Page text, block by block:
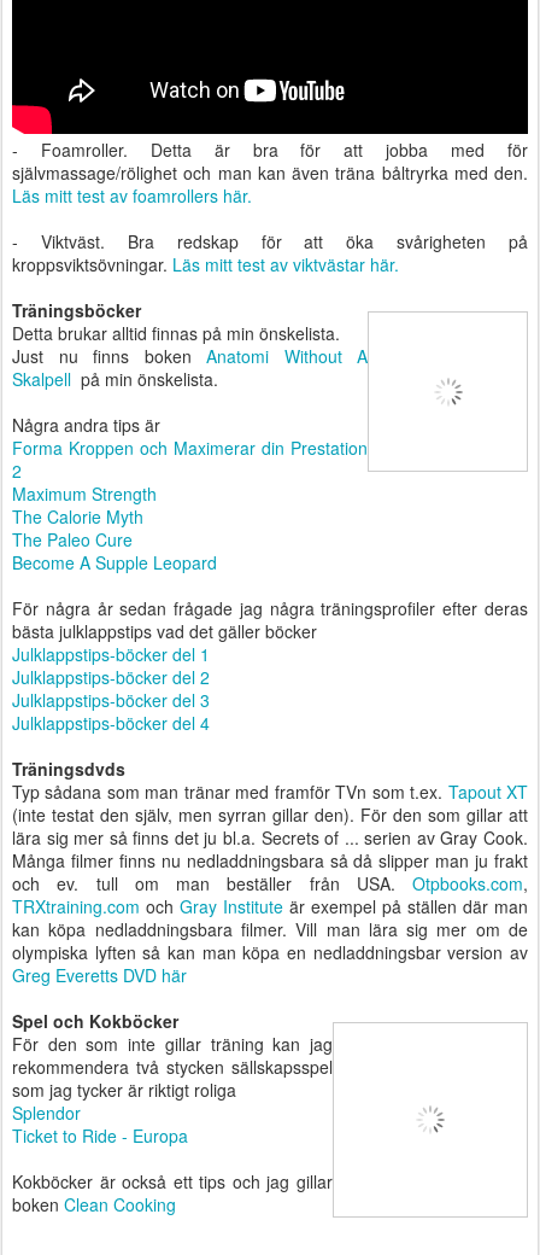
- Foamroller. Detta är bra för att jobba med för
självmassage/rölighet och man kan även träna båltryrka med den.
Läs mitt test av foamrollers här.
- Viktväst. Bra redskap för att öka svårigheten på
kroppsviktsövningar. Läs mitt test av viktvästar här.
Träningsböcker
Detta brukar alltid finnas på min önskelista.
Just nu finns boken Anatomi Without A
Skalpell på min önskelista.
Några andra tips är
Forma Kroppen och Maximerar din Prestation
2
Maximum Strength
The Calorie Myth
The Paleo Cure
Become A Supple Leopard
För några år sedan frågade jag några träningsprofiler efter deras
bästa julklappstips vad det gäller böcker
Julklappstips-böcker del 1
Julklappstips-böcker del 2
Julklappstips-böcker del 3
Julklappstips-böcker del 4
Träningsdvds
Typ sådana som man tränar med framför TVn som t.ex. Tapout XT
(inte testat den själv, men syrran gillar den). För den som gillar att
lära sig mer så finns det ju bl.a. Secrets of ... serien av Gray Cook.
Många filmer finns nu nedladdningsbara så då slipper man ju frakt
och ev. tull om man beställer från USA. Otpbooks.com,
TRXtraining.com och Gray Institute är exempel på ställen där man
kan köpa nedladdningsbara filmer. Vill man lära sig mer om de
olympiska lyften så kan man köpa en nedladdningsbar version av
Greg Everetts DVD här
Spel och Kokböcker
För den som inte gillar träning kan jag
rekommendera två stycken sällskapsspel
som jag tycker är riktigt roliga
Splendor
Ticket to Ride - Europa
Kokböcker är också ett tips och jag gillar
boken Clean Cooking